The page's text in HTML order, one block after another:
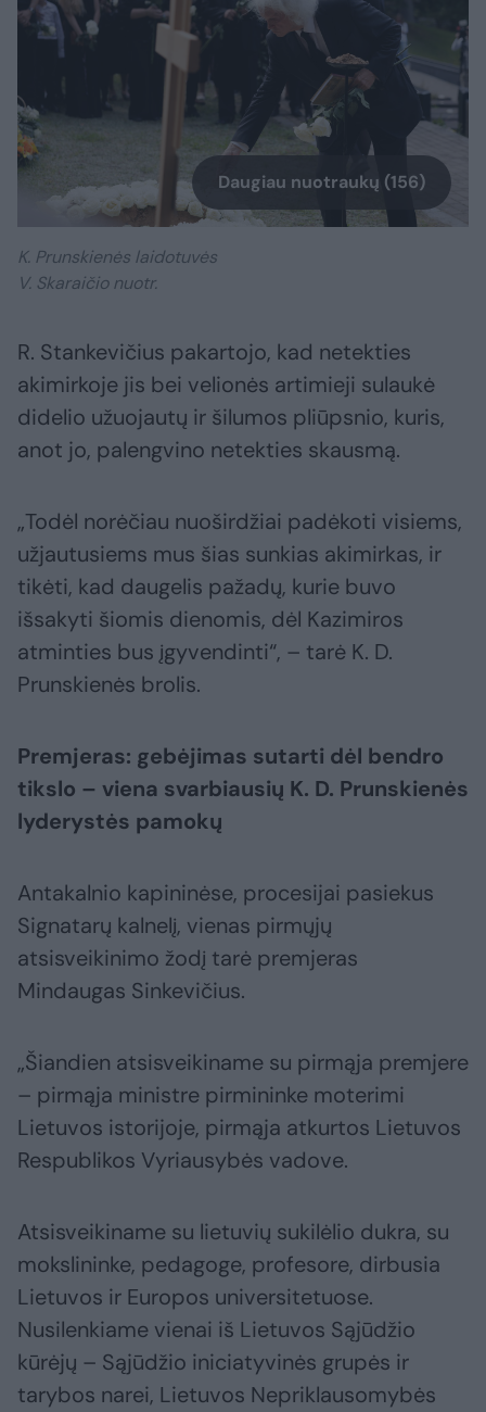
Daugiau nuotraukų (156)
K. Prunskienės laidotuvės
V. Skaraičio nuotr.
R. Stankevičius pakartojo, kad netekties
akimirkoje jis bei velionės artimieji sulaukė
didelio užuojautų ir šilumos pliūpsnio, kuris,
anot jo, palengvino netekties skausmą.
„Todėl norėčiau nuoširdžiai padėkoti visiems,
užjautusiems mus šias sunkias akimirkas, ir
tikėti, kad daugelis pažadų, kurie buvo
išsakyti šiomis dienomis, dėl Kazimiros
atminties bus įgyvendinti“, – tarė K. D.
Prunskienės brolis.
Premjeras: gebėjimas sutarti dėl bendro
tikslo – viena svarbiausių K. D. Prunskienės
lyderystės pamokų
Antakalnio kapininėse, procesijai pasiekus
Signatarų kalnelį, vienas pirmųjų
atsisveikinimo žodį tarė premjeras
Mindaugas Sinkevičius.
„Šiandien atsisveikiname su pirmąja premjere
– pirmąja ministre pirmininke moterimi
Lietuvos istorijoje, pirmąja atkurtos Lietuvos
Respublikos Vyriausybės vadove.
Atsisveikiname su lietuvių sukilėlio dukra, su
mokslininke, pedagoge, profesore, dirbusia
Lietuvos ir Europos universitetuose.
Nusilenkiame vienai iš Lietuvos Sąjūdžio
kūrėjų – Sąjūdžio iniciatyvinės grupės ir
tarybos narei, Lietuvos Nepriklausomybės